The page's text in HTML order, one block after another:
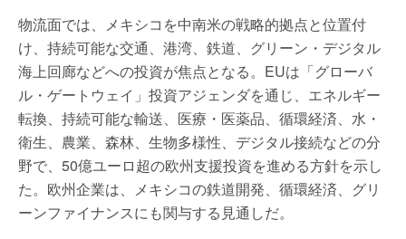
物流面では、メキシコを中南米の戦略的拠点と位置付
け、持続可能な交通、港湾、鉄道、グリーン・デジタル
海上回廊などへの投資が焦点となる。EUは「グローバ
ル・ゲートウェイ」投資アジェンダを通じ、エネルギー
転換、持続可能な輸送、医療・医薬品、循環経済、水・
衛生、農業、森林、生物多様性、デジタル接続などの分
野で、50億ユーロ超の欧州支援投資を進める方針を示し
た。欧州企業は、メキシコの鉄道開発、循環経済、グリ
ーンファイナンスにも関与する見通しだ。